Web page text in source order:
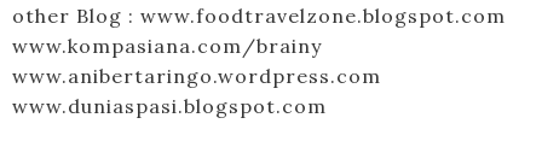
other Blog : www.foodtravelzone.blogspot.com
www.kompasiana.com/brainy
www.anibertaringo.wordpress.com
www.duniaspasi.blogspot.com